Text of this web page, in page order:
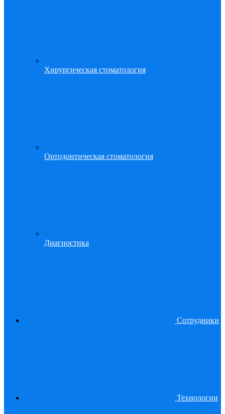
Хирургическая стоматология
Ортодонтическая стоматология
Диагностика
Сотрудники
Технологии